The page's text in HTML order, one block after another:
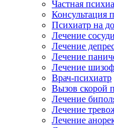
Частная
Консультация
Психиатр на
Лечение
Лечение
Лечение
Лечение
Врач-психиатр
Вызов скорой
Лечение
Лечение
Лечение